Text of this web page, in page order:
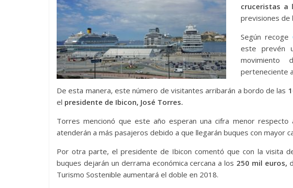
cruceristas a
previsiones de
Según recoge
este prevén
movimiento
perteneciente
De esta manera, este número de visitantes arribarán a bordo de las
el presidente de Ibicon, José Torres.
Torres mencionó que este año esperan una cifra menor respecto
atenderán a más pasajeros debido a que llegarán buques con mayor
Por otra parte, el presidente de Ibicon comentó que con la visita
buques dejarán un derrama económica cercana a los 250 mil euros,
Turismo Sostenible aumentará el doble en 2018.